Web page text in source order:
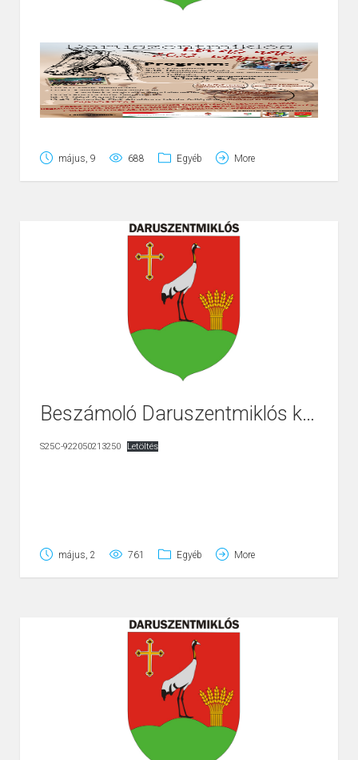
május, 9 688 Egyéb More
Beszámoló Daruszentmiklós környezeti állapotáról
S25C-922050213250 Letöltés
május, 2 761 Egyéb More